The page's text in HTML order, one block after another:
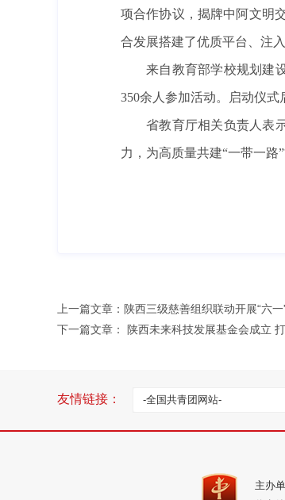
项合作协议，揭牌中阿文明
合发展搭建了优质平台、注入
来自教育部学校规划建
350余人参加活动。启动仪
省教育厅相关负责人表
力，为高质量共建“一带一路”
上一篇文章： 陕西三级慈善组织联动开展“六
下一篇文章：
陕西未来科技发展基金会成立
友情链接： -全国共青团网站-
主办